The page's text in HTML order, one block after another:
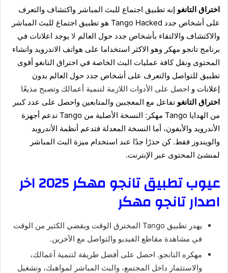
اختراق التانغو إنه تطبيق اجتماع للبث المباشر واكتشاف والتعرف
على أشخاص جدد
Tango Hacked هو تطبيق اجتماع للبث المباشر
والاكتشاف والالتقاء بأشخاص جدد حول العالم لا يوجد اعلانات في
برنامج تانجو مهكر وهو الاكثر استخداما على هواتف الاندرويد وانشاء
المحتوى ونقل كافة عمليات البث الخاصة في اختراق التانغو أقوى
تطبيق للتواصل والتعرف على أشخاص جدد حول العالم بدون
إعلانات و احصل على الأدوات اللازمة لتنمية أعمالك وتصبح مذيعًا
اختراق التانغو تفاعل مع المعجبين والمتابعين واحصل على عدد كبير
من الهدايا
Tango مهكر: النسخة الأصلية من Tango تدعم أجهزة
الأندرويد والأيفون، أما النسخة المعدلة فتدعم أنظمة الأندرويد
والويندوز فقط. كن حذرًا جدًا عند استخدام ميزة البث المباشر
لمنشئ المحتوى عبر الإنترنت.
عيوب تطبيق تانجو مهكر 2025 اخر
اصدار تانجو مهكر
يهدر تطبيق Tango المخترق الوقت ويقضي الكثير من الوقت
في مشاهدة مقاطع الفيديو والتواصل مع الآخرين.
مهكره التانجو. احصل على أفضل طريقة لتنمية أعمالك،
والاستثمار داخل المجتمع، والبث المباشر لمواهبك، وتشغيل